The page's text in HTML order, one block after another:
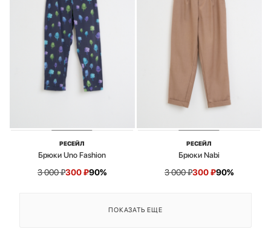
РЕСЕЙЛ
Брюки Uno Fashion
3 000₽300₽90%
РЕСЕЙЛ
Брюки Nabi
3 000₽300₽90%
ПОКАЗАТЬ ЕЩЕ